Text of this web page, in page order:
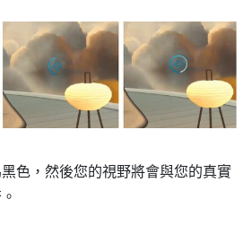
色，然後您的視野將會與您的真實